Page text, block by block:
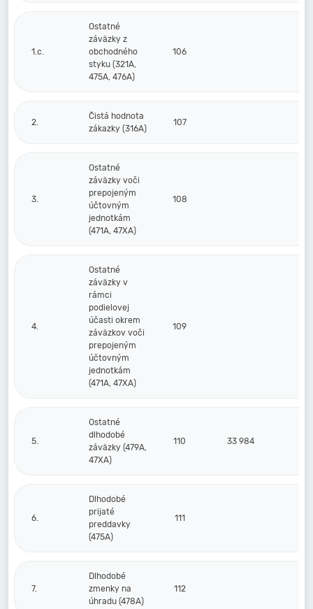
1.c.
Ostatné
záväzky z
obchodného
styku (321A,
475A, 476A)
106
2.
Čistá hodnota
zákazky (316A)
107
3.
Ostatné
záväzky voči
prepojeným
účtovným
jednotkám
(471A, 47XA)
108
4.
Ostatné
záväzky v
rámci
podielovej
účasti okrem
záväzkov voči
prepojeným
účtovným
jednotkám
(471A, 47XA)
109
5.
Ostatné
dlhodobé
záväzky (479A,
47XA)
110 33 984
6.
Dlhodobé
prijaté
preddavky
(475A)
111
7.
Dlhodobé
zmenky na
úhradu (478A)
112